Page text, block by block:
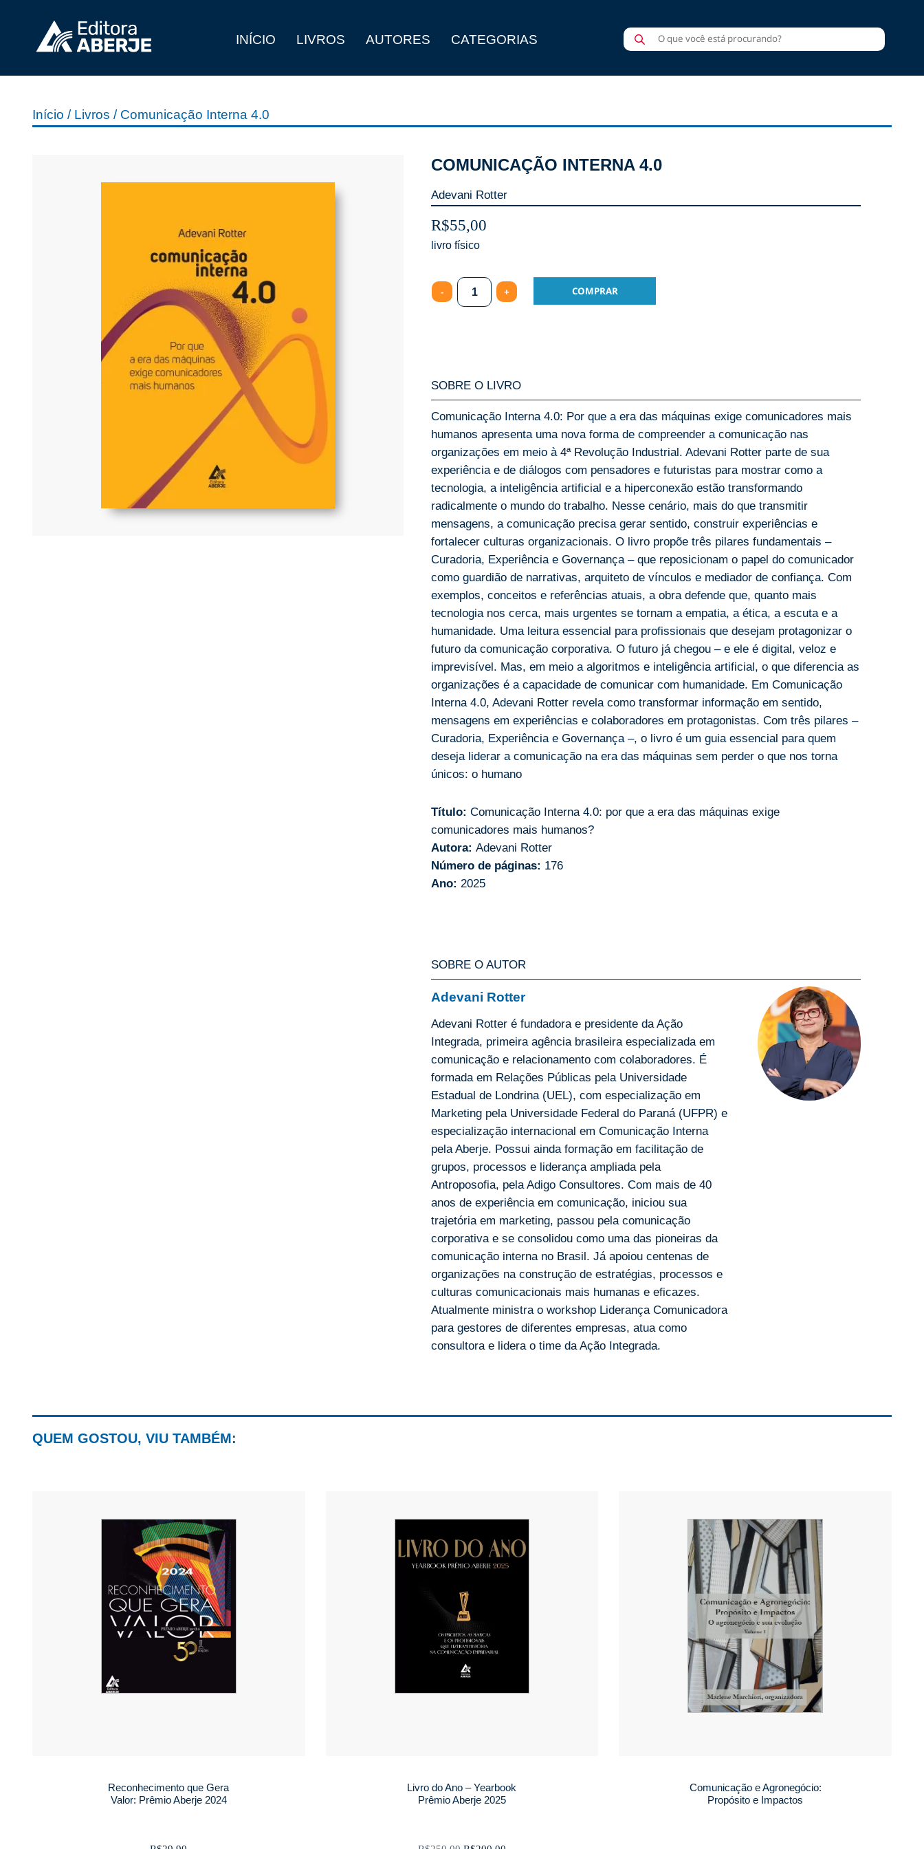
INÍCIO LIVROS AUTORES CATEGORIAS
Pesquisar
produtos
Início / Livros / Comunicação Interna 4.0
COMUNICAÇÃO INTERNA 4.0
Adevani Rotter
R$55,00
Quantity COMPRAR
SOBRE O LIVRO
Comunicação Interna 4.0: Por que a era das máquinas exige comunicadores mais
humanos apresenta uma nova forma de compreender a comunicação nas
organizações em meio à 4ª Revolução Industrial. Adevani Rotter parte de sua
experiência e de diálogos com pensadores e futuristas para mostrar como a
tecnologia, a inteligência artificial e a hiperconexão estão transformando
radicalmente o mundo do trabalho. Nesse cenário, mais do que transmitir
mensagens, a comunicação precisa gerar sentido, construir experiências e
fortalecer culturas organizacionais. O livro propõe três pilares fundamentais –
Curadoria, Experiência e Governança – que reposicionam o papel do comunicador
como guardião de narrativas, arquiteto de vínculos e mediador de confiança. Com
exemplos, conceitos e referências atuais, a obra defende que, quanto mais
tecnologia nos cerca, mais urgentes se tornam a empatia, a ética, a escuta e a
humanidade. Uma leitura essencial para profissionais que desejam protagonizar o
futuro da comunicação corporativa. O futuro já chegou – e ele é digital, veloz e
imprevisível. Mas, em meio a algoritmos e inteligência artificial, o que diferencia as
organizações é a capacidade de comunicar com humanidade. Em Comunicação
Interna 4.0, Adevani Rotter revela como transformar informação em sentido,
mensagens em experiências e colaboradores em protagonistas. Com três pilares –
Curadoria, Experiência e Governança –, o livro é um guia essencial para quem
deseja liderar a comunicação na era das máquinas sem perder o que nos torna
únicos: o humano
Título: Comunicação Interna 4.0: por que a era das máquinas exige
comunicadores mais humanos?
Autora: Adevani Rotter
Número de páginas: 176
Ano: 2025
SOBRE O AUTOR
Adevani Rotter
Adevani Rotter é fundadora e presidente da Ação
Integrada, primeira agência brasileira especializada em
comunicação e relacionamento com colaboradores. É
formada em Relações Públicas pela Universidade
Estadual de Londrina (UEL), com especialização em
Marketing pela Universidade Federal do Paraná (UFPR) e
especialização internacional em Comunicação Interna
pela Aberje. Possui ainda formação em facilitação de
grupos, processos e liderança ampliada pela
Antroposofia, pela Adigo Consultores. Com mais de 40
anos de experiência em comunicação, iniciou sua
trajetória em marketing, passou pela comunicação
corporativa e se consolidou como uma das pioneiras da
comunicação interna no Brasil. Já apoiou centenas de
organizações na construção de estratégias, processos e
culturas comunicacionais mais humanas e eficazes.
Atualmente ministra o workshop Liderança Comunicadora
para gestores de diferentes empresas, atua como
consultora e lidera o time da Ação Integrada.
QUEM GOSTOU, VIU TAMBÉM:
Reconhecimento que Gera
Valor: Prêmio Aberje 2024
Livro do Ano – Yearbook
Prêmio Aberje 2025
Comunicação e Agronegócio:
Propósito e Impactos